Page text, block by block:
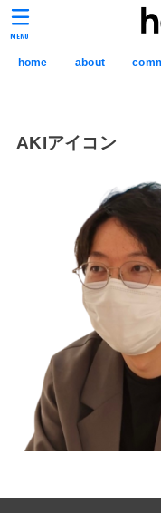
home about
MENU
AKIアイコン